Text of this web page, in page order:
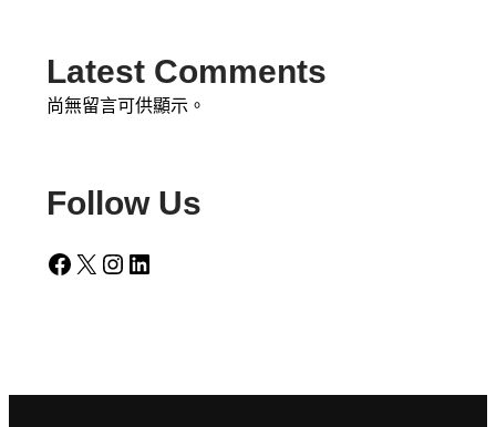
Latest Comments
尚無留言可供顯示。
Follow Us
Facebook X Instagram LinkedIn